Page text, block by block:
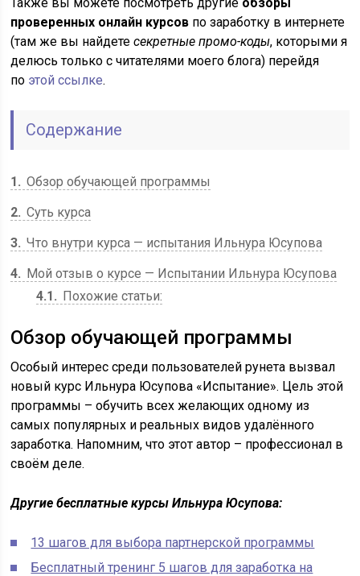
проверенных онлайн курсов по заработку в интернете
(там же вы найдетесекретные промо-коды, которыми я
делюсь только с читателями моего блога) перейдя
по этой ссылке.
Содержание
1
Обзор обучающей программы
2 Суть курса
3 Что внутри курса — испытания Ильнура Юсупова
4
Мой отзыв о курсе — Испытании Ильнура Юсупова
4.1
Похожие статьи:
Обзор обучающей программы
Особый интерес среди пользователей рунета вызвал
новый курс Ильнура Юсупова «Испытание». Цель этой
программы – обучить всех желающих одному из
самых популярных и реальных видов удалённого
заработка. Напомним, что этот автор – профессионал в
своём деле.
Другие бесплатные курсы Ильнура Юсупова:
13 шагов для выбора партнерской программы
Бесплатный тренинг 5 шагов для заработка на